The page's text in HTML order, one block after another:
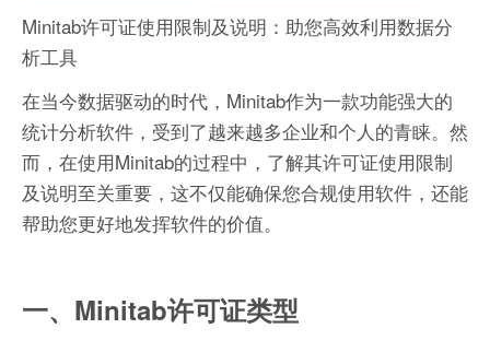
Minitab许可证使用限制及说明：助您高效利用数据分
析工具
在当今数据驱动的时代，Minitab作为一款功能强大的
统计分析软件，受到了越来越多企业和个人的青睐。然
而，在使用Minitab的过程中，了解其许可证使用限制
及说明至关重要，这不仅能确保您合规使用软件，还能
帮助您更好地发挥软件的价值。
一、Minitab许可证类型